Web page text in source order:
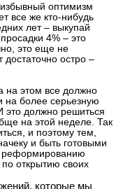
оптимизм
все же кто-нибудь
лет – выкупай
4% – это
это еще не
достаточно остро –
на этом все должно
на более серьезную
это должно решиться
на этой неделе. Так
и поэтому тем,
и быть готовыми
реформированию
открытию своих
которые мы